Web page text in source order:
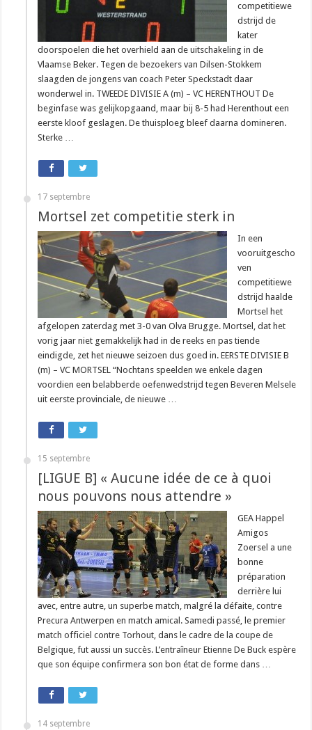
competitiewe
dstrijd de
kater
doorspoelen die het overhield aan de uitschakeling in de
Vlaamse Beker. Tegen de bezoekers van Dilsen-Stokkem
slaagden de jongens van coach Peter Speckstadt daar
wonderwel in. TWEEDE DIVISIE A (m) – VC HERENTHOUT De
beginfase was gelijkopgaand, maar bij 8-5 had Herenthout een
eerste kloof geslagen. De thuisploeg bleef daarna domineren.
Sterke …
17 septembre
Mortsel zet competitie sterk in
In een
vooruitgescho
ven
competitiewe
dstrijd haalde
Mortsel het
afgelopen zaterdag met 3-0 van Olva Brugge. Mortsel, dat het
vorig jaar niet gemakkelijk had in de reeks en pas tiende
eindigde, zet het nieuwe seizoen dus goed in. EERSTE DIVISIE B
(m) – VC MORTSEL “Nochtans speelden we enkele dagen
voordien een belabberde oefenwedstrijd tegen Beveren Melsele
uit eerste provinciale, de nieuwe …
15 septembre
[LIGUE B] « Aucune idée de ce à quoi
nous pouvons nous attendre »
GEA Happel
Amigos
Zoersel a une
bonne
préparation
derrière lui
avec, entre autre, un superbe match, malgré la défaite, contre
Precura Antwerpen en match amical. Samedi passé, le premier
match officiel contre Torhout, dans le cadre de la coupe de
Belgique, fut aussi un succès. L’entraîneur Etienne De Buck espère
que son équipe confirmera son bon état de forme dans …
14 septembre